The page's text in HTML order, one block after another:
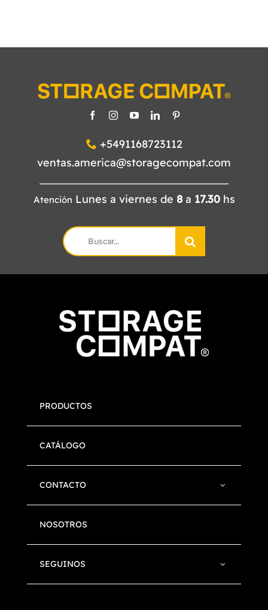
+5491168723112
ventas.america@storagecompat.com
Atención Lunes a viernes de 8a 17.30hs
Search
for:
PRODUCTOS
CATÁLOGO
CONTACTO
NOSOTROS
SEGUINOS